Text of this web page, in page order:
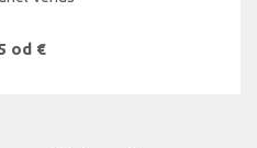
od €